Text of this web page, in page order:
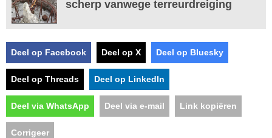
scherp vanwege terreurdreiging
Deel op Facebook Deel op X Deel op Bluesky
Deel op Threads Deel op LinkedIn
Deel via WhatsApp Deel via e-mail Link kopiëren
Corrigeer